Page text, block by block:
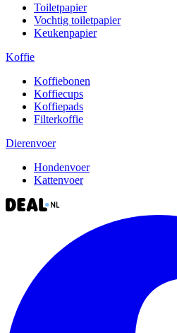
Toiletpapier
Vochtig toiletpapier
Keukenpapier
Koffie
Koffiebonen
Koffiecups
Koffiepads
Filterkoffie
Dierenvoer
Hondenvoer
Kattenvoer